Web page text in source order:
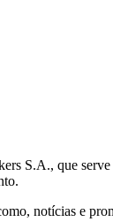
S.A., que serve
notícias e